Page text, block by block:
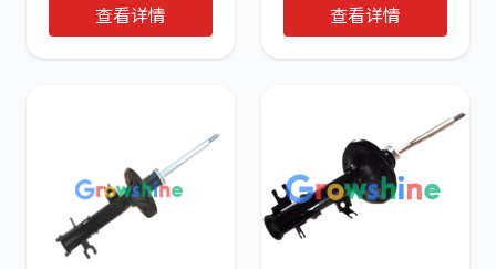
Suspension
Strut Mount |
Machinery &
Commercial
Vehicles
查看详情
Support for GM
Vehicles –
Durability
查看详情